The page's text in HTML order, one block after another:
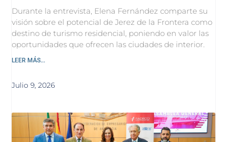
Durante la entrevista, Elena Fernández comparte su
visión sobre el potencial de Jerez de la Frontera como
destino de turismo residencial, poniendo en valor las
oportunidades que ofrecen las ciudades de interior.
LEER MÁS...
Julio 9, 2026